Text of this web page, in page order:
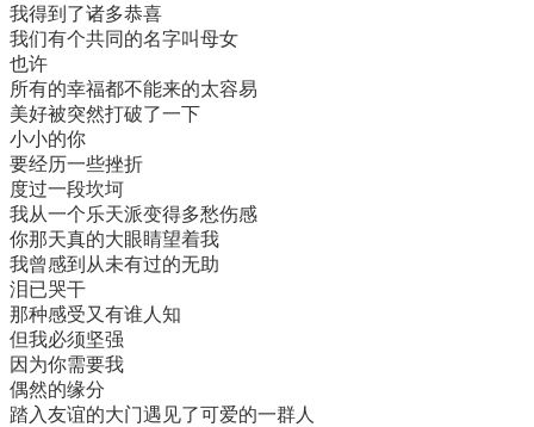
我得到了诸多恭喜
我们有个共同的名字叫母女
也许
所有的幸福都不能来的太容易
美好被突然打破了一下
小小的你
要经历一些挫折
度过一段坎坷
我从一个乐天派变得多愁伤感
你那天真的大眼睛望着我
我曾感到从未有过的无助
泪已哭干
那种感受又有谁人知
但我必须坚强
因为你需要我
偶然的缘分
踏入友谊的大门遇见了可爱的一群人